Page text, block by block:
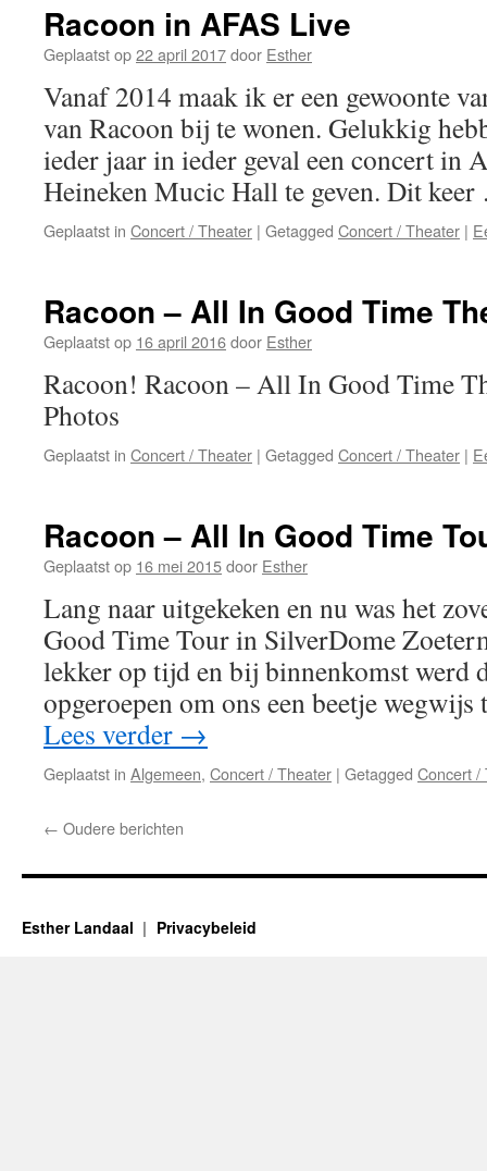
Racoon in AFAS Live
Geplaatst op22 april 2017door Esther
Vanaf 2014 maak ik er een gewoonte
van Racoon bij te wonen. Gelukkig
ieder jaar in ieder geval een concert in
Heineken Mucic Hall te geven. Dit
Geplaatst in Concert / Theater | Getagged Concert / Theater |
Racoon – All In Good Time
Geplaatst op 16 april 2016door Esther
Racoon! Racoon – All In Good Time
Photos
Geplaatst in Concert / Theater | Getagged Concert / Theater |
Racoon – All In Good Time
Geplaatst op 16 mei 2015door Esther
Lang naar uitgekeken en nu was het
Good Time Tour in SilverDome
lekker op tijd en bij binnenkomst werd
opgeroepen om ons een beetje
Lees verder →
Geplaatst in Algemeen, Concert / Theater | Getagged Concert /
← Oudere berichten
Esther Landaal Privacybeleid